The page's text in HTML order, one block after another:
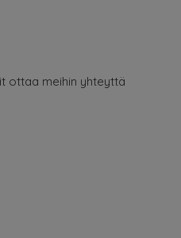
ottaa meihin yhteyttä